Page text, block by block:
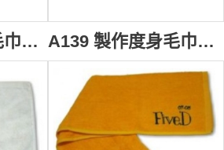
A146 設計度身毛巾款式 製作LOGO毛巾款式 飛鏢毛巾 中學畢業 紀念 毛巾 自訂毛巾款式 博愛 100 週年 紀念品 毛巾中心 #35*75cm A139 製作度身毛巾款式 自訂LOGO毛巾款式 訂做毛巾款式 毛巾生產商 #30*70cm